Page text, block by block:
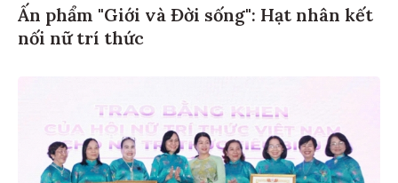
Ấn phẩm "Giới và Đời sống": Hạt nhân kết
nối nữ trí thức